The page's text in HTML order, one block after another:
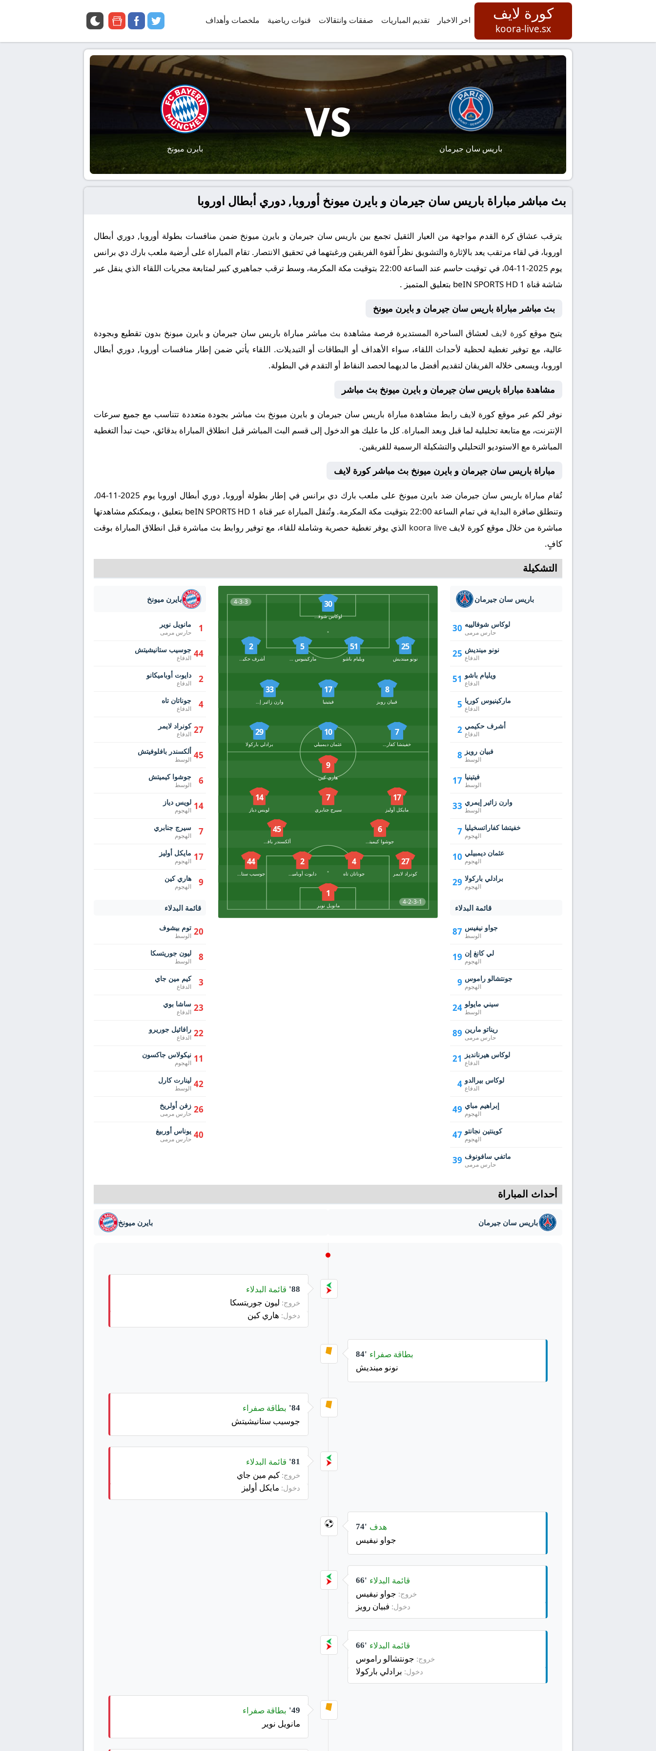
كورة لايف
koora-live.sx
اخر الاخبار تقديم المباريات صفقات وانتقالات قنوات رياضية ملخصات وأهداف twitter
facebook
google
باريس سان جيرمان
VS
بايرن ميونخ
بث مباشر مباراة باريس سان جيرمان و بايرن ميونخ أوروبا, دوري أبطال اوروبا
يترقب عشاق كرة القدم مواجهة من العيار الثقيل تجمع بين باريس سان جيرمان و بايرن ميونخ ضمن منافسات بطولة أوروبا, دوري أبطال
اوروبا، في لقاء مرتقب يعد بالإثارة والتشويق نظراً لقوة الفريقين ورغبتهما في تحقيق الانتصار. تقام المباراة على أرضية ملعب بارك دي برانس
يوم 2025-11-04، في توقيت حاسم عند الساعة 22:00 بتوقيت مكة المكرمة، وسط ترقب جماهيري كبير لمتابعة مجريات اللقاء الذي ينقل عبر
شاشة قناة beIN SPORTS HD 1 بتعليق المتميز .
بث مباشر مباراة باريس سان جيرمان و بايرن ميونخ
يتيح موقع كورة لايف لعشاق الساحرة المستديرة فرصة مشاهدة بث مباشر مباراة باريس سان جيرمان و بايرن ميونخ بدون تقطيع وبجودة
عالية، مع توفير تغطية لحظية لأحداث اللقاء، سواء الأهداف أو البطاقات أو التبديلات. اللقاء يأتي ضمن إطار منافسات أوروبا, دوري أبطال
اوروبا، ويسعى خلاله الفريقان لتقديم أفضل ما لديهما لحصد النقاط أو التقدم في البطولة.
مشاهدة مباراة باريس سان جيرمان و بايرن ميونخ بث مباشر
نوفر لكم عبر موقع كورة لايف رابط مشاهدة مباراة باريس سان جيرمان و بايرن ميونخ بث مباشر بجودة متعددة تتناسب مع جميع سرعات
الإنترنت، مع متابعة تحليلية لما قبل وبعد المباراة. كل ما عليك هو الدخول إلى قسم البث المباشر قبل انطلاق المباراة بدقائق، حيث تبدأ التغطية
المباشرة مع الاستوديو التحليلي والتشكيلة الرسمية للفريقين.
مباراة باريس سان جيرمان و بايرن ميونخ بث مباشر كورة لايف
تُقام مباراة باريس سان جيرمان ضد بايرن ميونخ على ملعب بارك دي برانس في إطار بطولة أوروبا, دوري أبطال اوروبا يوم 2025-11-04،
وتنطلق صافرة البداية في تمام الساعة 22:00 بتوقيت مكة المكرمة. وتُنقل المباراة عبر قناة beIN SPORTS HD 1 بتعليق ، ويمكنكم مشاهدتها
مباشرة من خلال موقع كورة لايف koora live الذي يوفر تغطية حصرية وشاملة للقاء، مع توفير روابط بث مباشرة قبل انطلاق المباراة بوقت
كافٍ.
التشكيلة
4-3-3 30
لوكاس شوفالييه
25
نونو مينديش
51
ويليام باشو
5
ماركينيوس كوريا
2
أشرف حكيمي
8
فبيان رويز
17
فيتينيا
33
7
خفيتشا كفاراتسخيليا
10
عثمان ديمبيلي
29
برادلي باركولا
4-2-3-1
9
هاري كين
17
مايكل أوليز
7
سيرج جنابري
14
لويس دياز
6
جوشوا كيميتش
45
ألكسندر بافلوفيتش
27
كونراد لايمر
4
جوناتان تاه
2
44
1
مانويل نوير
باريس سان جيرمان
30 لوكاس شوفالييه
حارس مرمى
25 نونو مينديش
الدفاع
51 ويليام باشو
الدفاع
5 ماركينيوس كوريا
الدفاع
2 أشرف حكيمي
الدفاع
8 فبيان رويز
الوسط
17 فيتينيا
الوسط
33 وارن زائير إيمري
الوسط
7 خفيتشا كفاراتسخيليا
الهجوم
10 عثمان ديمبيلي
الهجوم
29 برادلي باركولا
الهجوم
قائمة البدلاء
87 جواو نيفيس
الوسط
19 لي كانغ إن
الهجوم
9 جونتشالو راموس
الهجوم
24 سيني مايولو
الوسط
89 ريناتو مارين
حارس مرمى
21 لوكاس هيرنانديز
الدفاع
4 لوكاس بيرالدو
الدفاع
49 إبراهيم مباي
الهجوم
47 كوينتين نجانتو
الهجوم
39 ماتفي سافونوف
حارس مرمى
بايرن ميونخ
1 مانويل نوير
حارس مرمى
44 جوسيب ستانيشيتش
الدفاع
2 دايوت أوباميكانو
الدفاع
4 جوناتان تاه
الدفاع
27 كونراد لايمر
الدفاع
45 ألكسندر بافلوفيتش
الوسط
6 جوشوا كيميتش
الوسط
14 لويس دياز
الهجوم
7 سيرج جنابري
الهجوم
17 مايكل أوليز
الهجوم
9 هاري كين
الهجوم
قائمة البدلاء
20 توم بيشوف
الوسط
8 ليون جوريتسكا
الوسط
3 كيم مين جاي
الدفاع
23 ساشا بوي
الدفاع
22 رافائيل جوريرو
الدفاع
11 نيكولاس جاكسون
الهجوم
42 لينارت كارل
الوسط
26 زفن أولريخ
حارس مرمى
40 يوناس أوربيغ
حارس مرمى
أحداث المباراة
باريس سان جيرمان بايرن ميونخ
88' قائمة البدلاء
خروج: ليون جوريتسكا
دخول: هاري كين
84' بطاقة صفراء
نونو مينديش
84' بطاقة صفراء
جوسيب ستانيشيتش
81' قائمة البدلاء
خروج: كيم مين جاي
دخول: مايكل أوليز
74' هدف
جواو نيفيس
66' قائمة البدلاء
خروج: جواو نيفيس
دخول: فبيان رويز
66' قائمة البدلاء
خروج: جونتشالو راموس
دخول: برادلي باركولا
49' بطاقة صفراء
مانويل نوير